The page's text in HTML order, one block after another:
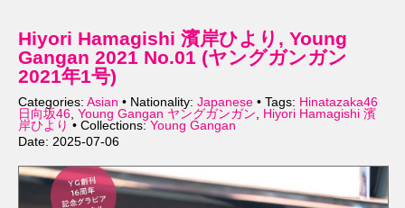
Hiyori Hamagishi 濱岸ひより, Young
Gangan 2021 No.01 (ヤングガンガン
2021年1号)
Categories: Asian • Nationality: Japanese • Tags: Hinatazaka46
日向坂46, Young Gangan ヤングガンガン, Hiyori Hamagishi 濱
岸ひより • Collections: Young Gangan
Date: 2025-07-06